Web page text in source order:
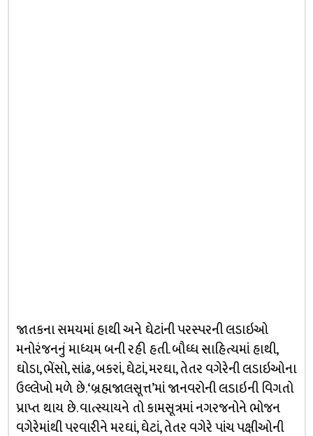
જાતકના સમયમાં હાથી અને ઘેટાંની પરસ્પરની લડાઇઓ
મનોરંજનનું માધ્યમ બની રહી હતી. બૌધ્ધ સાહિત્યમાં હાથી,
ઘોડા, ભેંસો, સાંઢ, બકરાં, ઘેટાં, મરઘા, તેતર વગેરેની લડાઇઓના
ઉલ્લેખો મળે છે. ‘બ્રહ્મજાલસૂત્ત’માં જાનવરોની લડાઇની વિગતો
પ્રાપ્ત થાય છે. વાત્સ્યાયને તો કામસૂત્રમાં નગરજનોને ભોજન
વગેરેમાંથી પરવારીને મરઘાં, ઘેટાં, તેતર વગેરે પાંચ પક્ષીઓની